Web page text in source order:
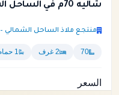
شاليه 70م في الساحل الشمالي قرية ملاذ
منتجع ملاذ الساحل الشمالي – Malaaz North Coast Village
70 2 غرف 1 حمام
السعر